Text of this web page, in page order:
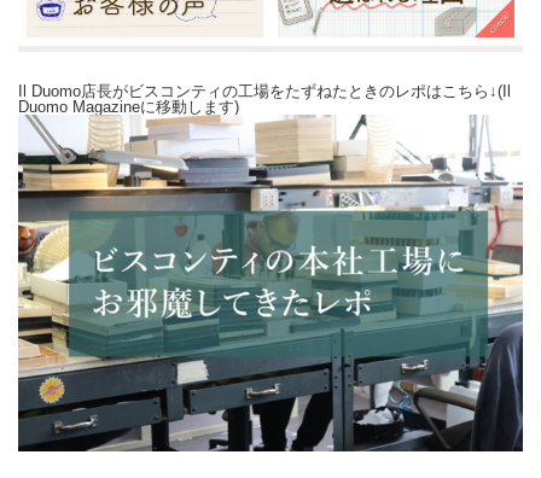
Il Duomo店長がビスコンティの工場をたずねたときのレポはこちら↓(Il
Duomo Magazineに移動します)